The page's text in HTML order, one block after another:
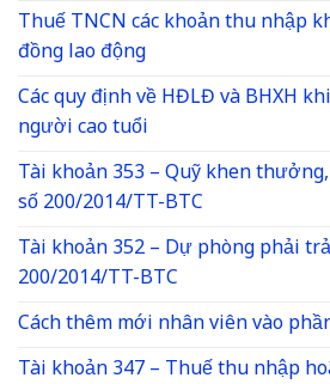
Thuế TNCN các khoản thu nhập
đồng lao động
Các quy định về HĐLĐ và BHXH
người cao tuổi
Tài khoản 353 – Quỹ khen
số 200/2014/TT-BTC
Tài khoản 352 – Dự phòng phải
200/2014/TT-BTC
Cách thêm mới nhân viên vào
Tài khoản 347 – Thuế thu nhập